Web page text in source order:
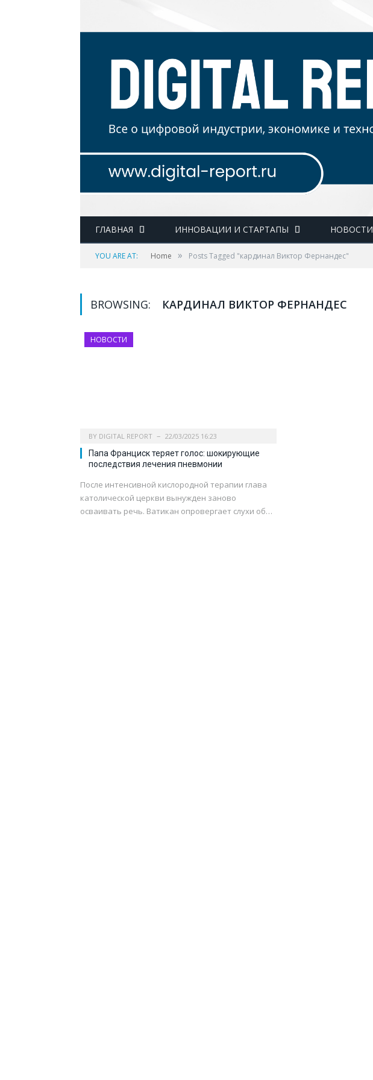
ГЛАВНАЯ ИННОВАЦИИ И СТАРТАПЫ НОВОСТИ
YOU ARE AT: Home » Posts Tagged "кардинал Виктор Фернандес"
BROWSING: КАРДИНАЛ ВИКТОР ФЕРНАНДЕС
НОВОСТИ
BY DIGITAL REPORT 22/03/2025 16:23
Папа Франциск теряет голос: шокирующие
последствия лечения пневмонии
После интенсивной кислородной терапии глава
католической церкви вынужден заново
осваивать речь. Ватикан опровергает слухи об…